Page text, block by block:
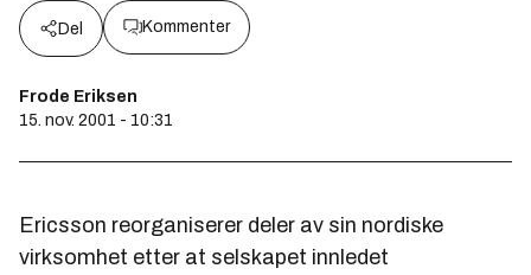
Del Kommenter
Frode Eriksen
15. nov. 2001 - 10:31
Ericsson reorganiserer deler av sin nordiske
virksomhet etter at selskapet innledet